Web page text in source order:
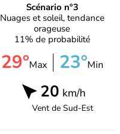
Scénario n°3
Nuages et soleil, tendance
orageuse
11% de probabilité
29°Max 23°Min
20 km/h
Vent deSud-Est